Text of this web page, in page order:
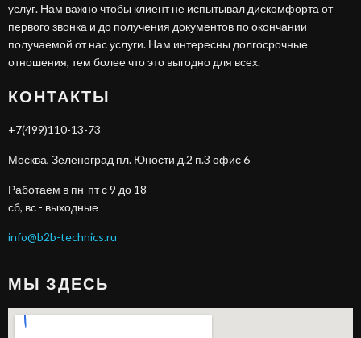
услуг. Нам важно чтобы клиент не испытывал дискомфорта от
первого звонка и до получения документов по окончании
получаемой от нас услуги. Нам интересны долгосрочные
отношения, тем более что это выгодно для всех.
КОНТАКТЫ
+7(499)110-13-73
Москва, Зеленоград пл. Юности д.2 п.3 офис 6
Работаем в пн-пт с 9 до 18
сб, вс - выходные
info@b2b-technics.ru
МЫ ЗДЕСЬ